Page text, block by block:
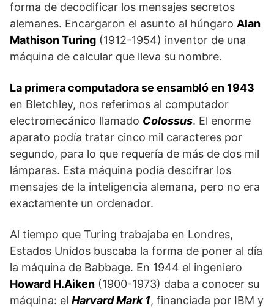
forma de decodificar los mensajes secretos
alemanes. Encargaron el asunto al húngaro Alan
Mathison Turing (1912-1954) inventor de una
máquina de calcular que lleva su nombre.
La primera computadora se ensambló en 1943
en Bletchley, nos referimos al computador
electromecánico llamado Colossus. El enorme
aparato podía tratar cinco mil caracteres por
segundo, para lo que requería de más de dos mil
lámparas. Esta máquina podía descifrar los
mensajes de la inteligencia alemana, pero no era
exactamente un ordenador.
Al tiempo que Turing trabajaba en Londres,
Estados Unidos buscaba la forma de poner al día
la máquina de Babbage. En 1944 el ingeniero
Howard H.Aiken (1900-1973) daba a conocer su
máquina: el Harvard Mark 1, financiada por IBM y